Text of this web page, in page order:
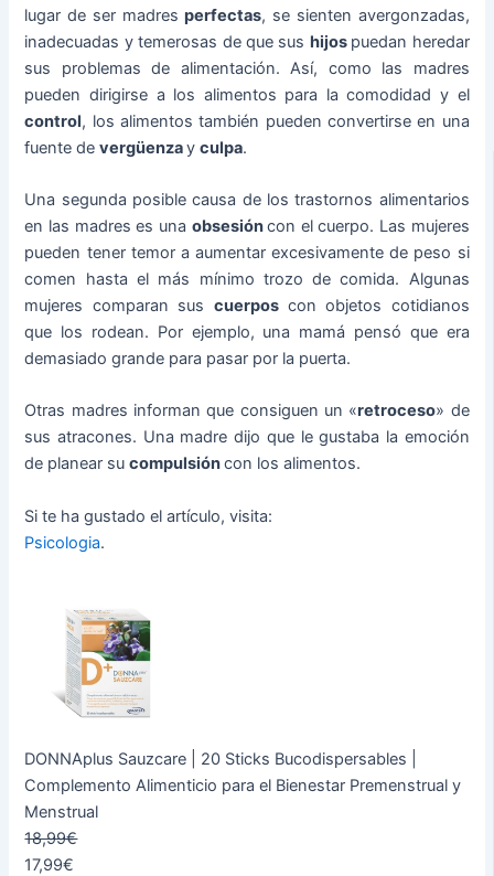
lugar de ser madresperfectas, se sienten avergonzadas,
inadecuadas y temerosas de que sus hijos puedan heredar
sus problemas de alimentación. Así, como las madres
pueden dirigirse a los alimentos para la comodidad y el
control, los alimentos también pueden convertirse en una
fuente devergüenzayculpa.
Una segunda posible causa de los trastornos alimentarios
en las madres es una obsesióncon el cuerpo. Las mujeres
pueden tener temor a aumentar excesivamente de peso si
comen hasta el más mínimo trozo de comida. Algunas
mujeres comparan sus cuerpos con objetos cotidianos
que los rodean. Por ejemplo, una mamá pensó que era
demasiado grande para pasar por la puerta.
Otras madres informan que consiguen un «retroceso» de
sus atracones. Una madre dijo que le gustaba la emoción
de planear sucompulsióncon los alimentos.
Si te ha gustado el artículo, visita:
Psicologia.
DONNAplus Sauzcare | 20 Sticks Bucodispersables |
Complemento Alimenticio para el Bienestar Premenstrual y
Menstrual
18,99€
17,99€